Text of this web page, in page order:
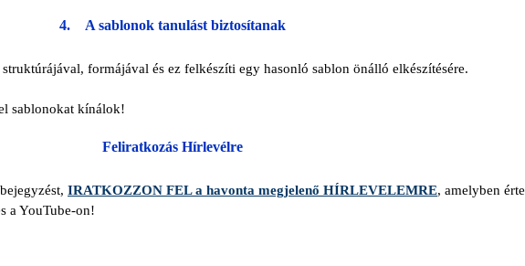
4. A sablonok tanulást biztosítanak
formájával és ez felkészíti egy hasonló sablon önálló elkészítésére.
sablonokat kínálok!
Feliratkozás Hírlevélre
IRATKOZZON FEL a havonta megjelenő HÍRLEVELEMRE, amelyben
a YouTube-on!